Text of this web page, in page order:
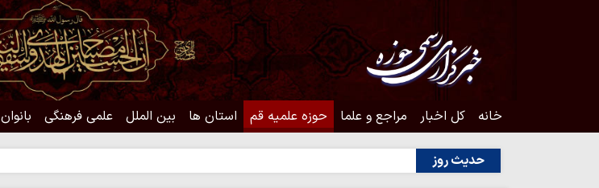
خانه کل اخبار مراجع و علما حوزه علمیه قم استان ها بین الملل علمی فرهنگی بانوان
حدیث روز